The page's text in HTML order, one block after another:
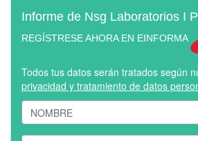
Informe de Nsg Laboratorios I
REGÍSTRESE AHORA EN EINFORMA
Todos tus datos serán tratados según
privacidad y tratamiento de datos